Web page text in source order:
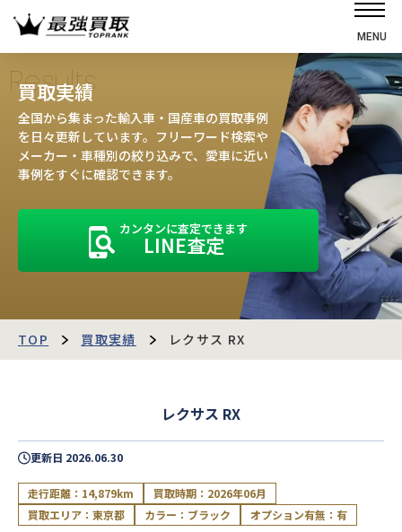
MENU
選ばれる理由
高価買取の仕組み
売却の流れ
お客様の声
運営会社
最強買取マガジン
Results
買取実績
全国から集まった輸入車・国産車の買取事例
を日々更新しています。フリーワード検索や
メーカー・車種別の絞り込みで、愛車に近い
事例をすぐに確認できます。
カンタンに査定できます
LINE査定
TOP 買取実績 レクサス RX
レクサス RX
更新日 2026.06.30
走行距離：14,879km
買取時期：2026年06月
買取エリア：東京都
カラー：ブラック オプション有無：有